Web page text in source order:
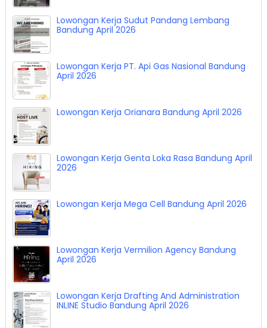
Lowongan Kerja Sudut Pandang Lembang
Bandung April 2026
Lowongan Kerja PT. Api Gas Nasional Bandung
April 2026
Lowongan Kerja Orianara Bandung April 2026
Lowongan Kerja Genta Loka Rasa Bandung April
2026
Lowongan Kerja Mega Cell Bandung April 2026
Lowongan Kerja Vermilion Agency Bandung
April 2026
Lowongan Kerja Drafting And Administration
INLINE Studio Bandung April 2026